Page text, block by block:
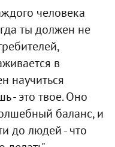
человека
ты должен не
в
научиться
- это твое. Оно
баланс, и
до людей - что